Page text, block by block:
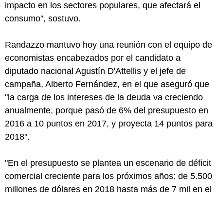
impacto en los sectores populares, que afectará el
consumo", sostuvo.
Randazzo mantuvo hoy una reunión con el equipo de
economistas encabezados por el candidato a
diputado nacional Agustín D'Attellis y el jefe de
campaña, Alberto Fernández, en el que aseguró que
"la carga de los intereses de la deuda va creciendo
anualmente, porque pasó de 6% del presupuesto en
2016 a 10 puntos en 2017, y proyecta 14 puntos para
2018".
"En el presupuesto se plantea un escenario de déficit
comercial creciente para los próximos años: de 5.500
millones de dólares en 2018 hasta más de 7 mil en el